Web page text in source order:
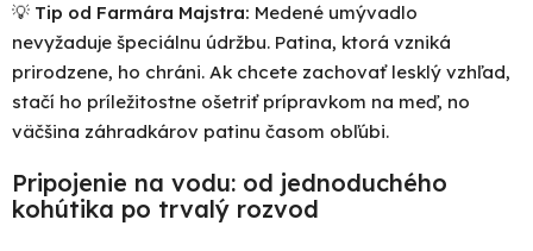
💡 Tip od Farmára Majstra: Medené umývadlo
nevyžaduje špeciálnu údržbu. Patina, ktorá vzniká
prirodzene, ho chráni. Ak chcete zachovať lesklý vzhľad,
stačí ho príležitostne ošetriť prípravkom na meď, no
väčšina záhradkárov patinu časom obľúbi.
Pripojenie na vodu: od jednoduchého
kohútika po trvalý rozvod